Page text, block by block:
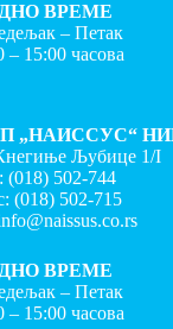
ВРЕМЕ
– Петак
– 15:00 часова
„НАИССУС“
Љубице 1/I
(018) 502-744
(018) 502-715
ВРЕМЕ
– Петак
– 15:00 часова